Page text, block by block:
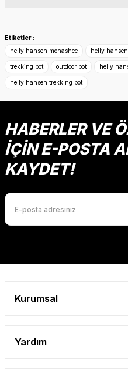
konularda yetersiz
Görüş ve önerileriniz için
Ürün resmi kalitesiz, bozuk
Ürün açıklamasında eksik
Ürün bilgilerinde hatalar
Ürün fiyatı diğer sitelerden
Bu ürüne benzer farklı
Etiketler :
helly hansen monashee
helly
trekking bot outdoor bot helly
helly hansen trekking bot
HABERLER VE
İÇİN E-POSTA
KAYDET!
Kurumsal
Yardım